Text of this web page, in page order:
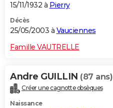
15/11/1932 à Pierry
Décès
25/05/2003 à Vauciennes
Famille VAUTRELLE
Andre GUILLIN (87 ans)
Créer une cagnotte obsèques
Naissance